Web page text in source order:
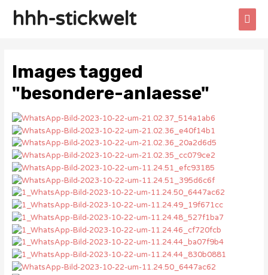
hhh-stickwelt
Images tagged
"besondere-anlaesse"